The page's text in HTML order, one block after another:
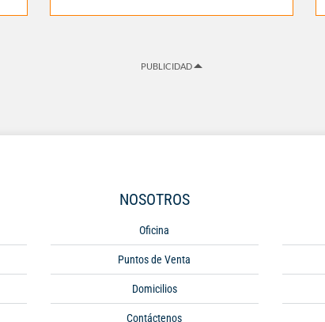
PUBLICIDAD
NOSOTROS
Oficina
Puntos de Venta
Domicilios
Contáctenos